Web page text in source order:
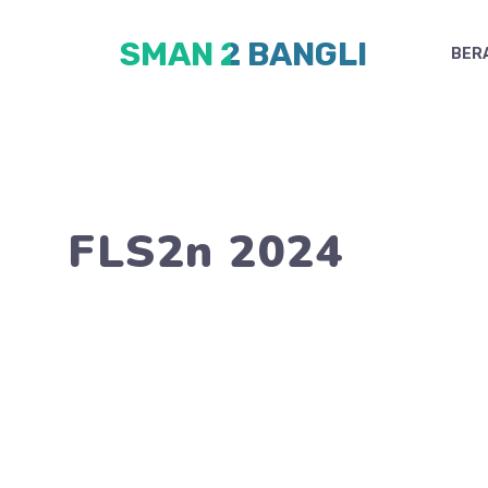
SMAN 2 BANGLI
FLS2n 2024